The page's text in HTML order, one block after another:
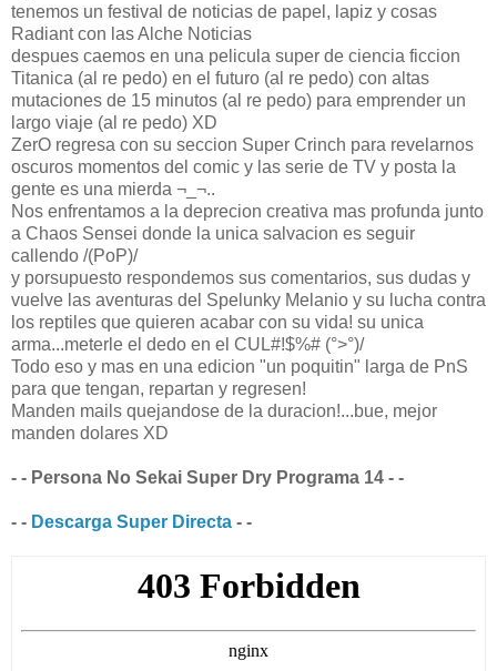
tenemos un festival de noticias de papel, lapiz y cosas
Radiant con las Alche Noticias
despues caemos en una pelicula super de ciencia ficcion
Titanica (al re pedo) en el futuro (al re pedo) con altas
mutaciones de 15 minutos (al re pedo) para emprender un
largo viaje (al re pedo) XD
ZerO regresa con su seccion Super Crinch para revelarnos
oscuros momentos del comic y las serie de TV y posta la
gente es una mierda ¬_¬..
Nos enfrentamos a la deprecion creativa mas profunda junto
a Chaos Sensei donde la unica salvacion es seguir
callendo /(PoP)/
y porsupuesto respondemos sus comentarios, sus dudas y
vuelve las aventuras del Spelunky Melanio y su lucha contra
los reptiles que quieren acabar con su vida! su unica
arma...meterle el dedo en el CUL#!$%# (°>°)/
Todo eso y mas en una edicion "un poquitin" larga de PnS
para que tengan, repartan y regresen!
Manden mails quejandose de la duracion!...bue, mejor
manden dolares XD
- - Persona No Sekai Super Dry Programa 14 - -
- - Descarga Super Directa - -